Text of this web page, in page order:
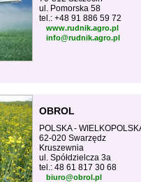
ul. Pomorska 58
tel.: +48 91 886 59 72
www.rudnik.agro.pl
info@rudnik.agro.pl
OBROL
POLSKA -
62-020 Swarzędz
Kruszewnia
ul. Spółdzielcza 3a
tel.: 48 61 817 30 68
biuro@obrol.pl